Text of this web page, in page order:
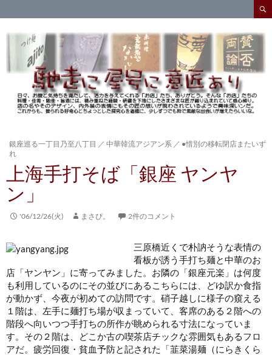
索
ン
ン
ツ
プ
銀座巡る一丁目乃至八丁目 ／ 中華韓流アジアン系 ／ ●惜別の移転閉店またいず
れ
上海手打そば「銀座 ヤンヤ
ン」
'06/12/26(火) まさぴ。 2件のコメント
三原橋近くで朴訥そうな表情の
看板が誘う手打ち麺と中華のお
店「ヤンヤン」に寄ってみました。お隣の「銀座元楽」は何度
も利用しているのにその並びにあるこちらには、どゆ訳か食指
が動かず、今夜が初めての訪問です。硝子越しに様子の窺える
１階は、左手に麺打ち場が収まっていて、客席のある２階への
階段へ向いつつ手打ちの所作が眺められる寸法になっていま
す。その２階は、どこか古の喫茶店チックな雰囲気もあるフロ
アだ。疲労回復・貧血予防と記された「韮菜湯麺（にらきくら